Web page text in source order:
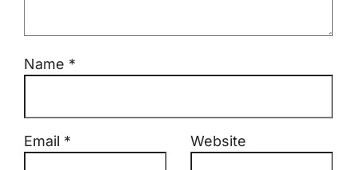
Name *
Email * Website